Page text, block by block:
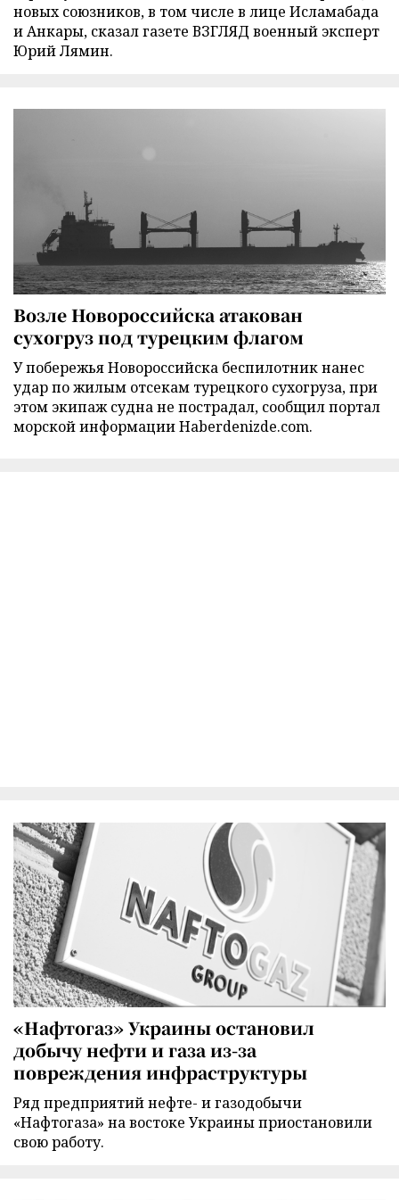
новых союзников, в том числе в лице Исламабада
и Анкары, сказал газете ВЗГЛЯД военный эксперт
Юрий Лямин.
Возле Новороссийска атакован
сухогруз под турецким флагом
У побережья Новороссийска беспилотник нанес
удар по жилым отсекам турецкого сухогруза, при
этом экипаж судна не пострадал, сообщил портал
морской информации Haberdenizde.com.
«Нафтогаз» Украины остановил
добычу нефти и газа из-за
повреждения инфраструктуры
Ряд предприятий нефте- и газодобычи
«Нафтогаза» на востоке Украины приостановили
свою работу.